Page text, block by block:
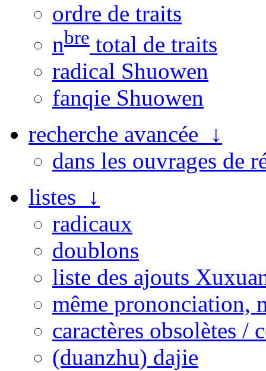
ordre de traits
nbre total de traits
radical Shuowen
fanqie Shuowen
recherche avancée ↓
dans les ouvrages de
listes ↓
radicaux
doublons
liste des ajouts
même prononciation,
caractères obsolètes /
(duanzhu) dajie